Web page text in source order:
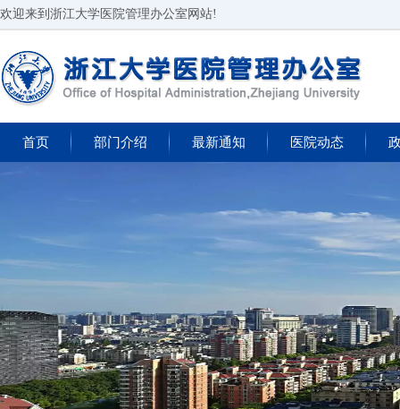
欢迎来到浙江大学医院管理办公室网站!
首页 部门介绍 最新通知 医院动态